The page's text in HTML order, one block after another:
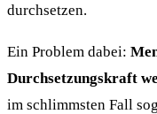
durchsetzen.
Ein Problem dabei:
Durchsetzungskraft
im schlimmsten Fall